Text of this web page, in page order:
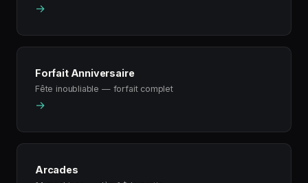
→
Forfait Anniversaire
Fête inoubliable — forfait complet
→
Arcades